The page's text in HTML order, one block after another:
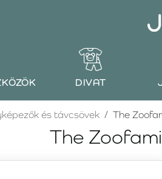
DIVAT
The
és távcsövek The